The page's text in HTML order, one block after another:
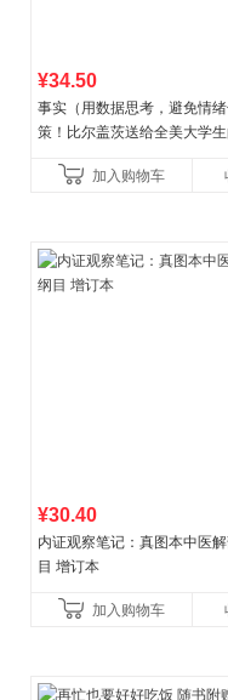
¥34.50
事实（用数据思考，避免情
策！比尔盖茨送给全美大学
书！）读客经管文库
加入购物车
¥30.40
内证观察笔记：真图本中医
目 增订本
加入购物车